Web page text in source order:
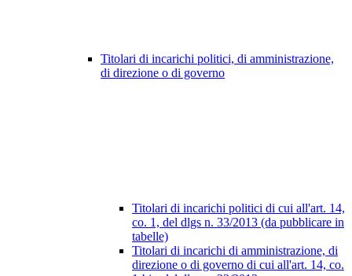
Titolari di incarichi politici, di amministrazione,
di direzione o di governo
Titolari di incarichi politici di cui all'art. 14,
co. 1, del dlgs n. 33/2013 (da pubblicare in
tabelle)
Titolari di incarichi di amministrazione, di
direzione o di governo di cui all'art. 14, co.